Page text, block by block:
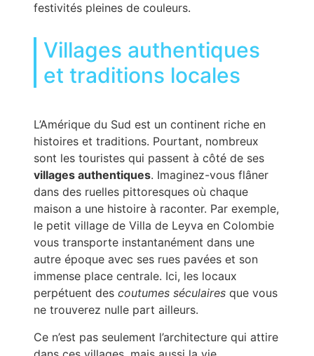
festivités pleines de couleurs.
Villages authentiques
et traditions locales
L’Amérique du Sud est un continent riche en
histoires et traditions. Pourtant, nombreux
sont les touristes qui passent à côté de ses
villages authentiques. Imaginez-vous flâner
dans des ruelles pittoresques où chaque
maison a une histoire à raconter. Par exemple,
le petit village de Villa de Leyva en Colombie
vous transporte instantanément dans une
autre époque avec ses rues pavées et son
immense place centrale. Ici, les locaux
perpétuent des coutumes séculaires que vous
ne trouverez nulle part ailleurs.
Ce n’est pas seulement l’architecture qui attire